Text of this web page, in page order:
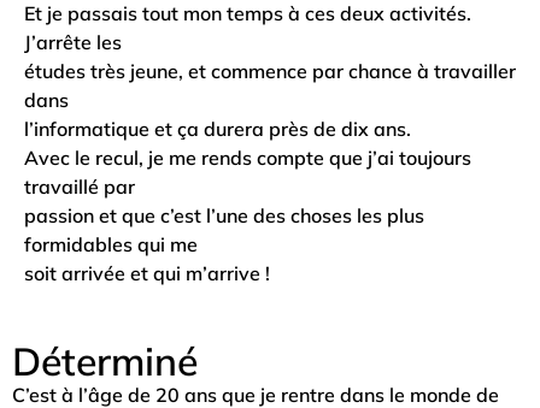
Et je passais tout mon temps à ces deux activités.
J’arrête les
études très jeune, et commence par chance à travailler
dans
l’informatique et ça durera près de dix ans.
Avec le recul, je me rends compte que j’ai toujours
travaillé par
passion et que c’est l’une des choses les plus
formidables qui me
soit arrivée et qui m’arrive !
Déterminé
C’est à l’âge de 20 ans que je rentre dans le monde de